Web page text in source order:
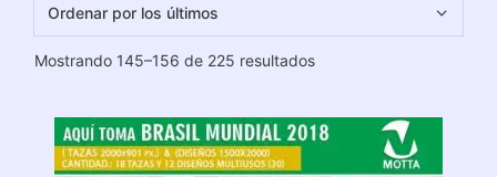
Mostrando 145–156 de 225 resultadosOrdenado
últimos